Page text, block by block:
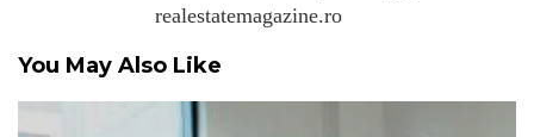
realestatemagazine.ro
You May Also Like